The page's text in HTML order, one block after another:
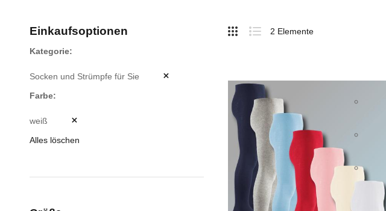
Sidebar
2 Elemente
Einkaufsoptionen
Kategorie
Socken und Strümpfe für Sie
Farbe
weiß
Alles löschen